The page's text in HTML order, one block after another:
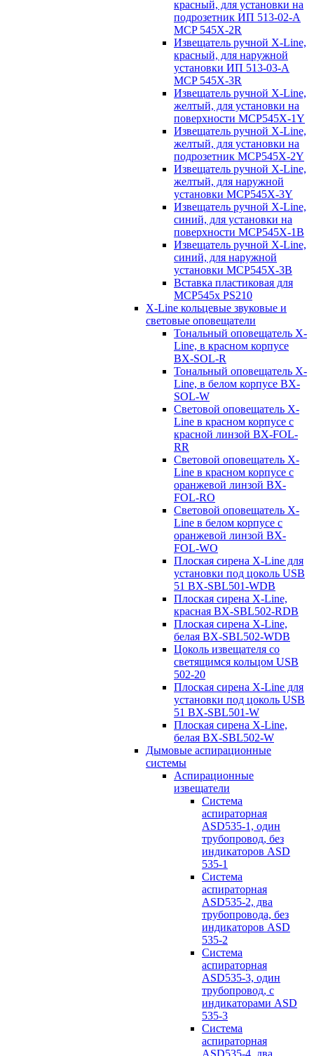
красный, для установки на
подрозетник ИП 513-02-A
MCP 545X-2R
Извещатель ручной X-Line,
красный, для наружной
установки ИП 513-03-A
MCP 545X-3R
Извещатель ручной X-Line,
желтый, для установки на
поверхности MCP545X-1Y
Извещатель ручной X-Line,
желтый, для установки на
подрозетник MCP545X-2Y
Извещатель ручной X-Line,
желтый, для наружной
установки MCP545X-3Y
Извещатель ручной X-Line,
синий, для установки на
поверхности MCP545X-1B
Извещатель ручной X-Line,
синий, для наружной
установки MCP545X-3B
Вставка пластиковая для
MCP545х PS210
X-Line кольцевые звуковые и
световые оповещатели
Тональный оповещатель X-
Line, в красном корпусе
BX-SOL-R
Тональный оповещатель X-
Line, в белом корпусе BX-
SOL-W
Световой оповещатель X-
Line в красном корпусе с
красной линзой BX-FOL-
RR
Световой оповещатель X-
Line в красном корпусе с
оранжевой линзой BX-
FOL-RO
Световой оповещатель X-
Line в белом корпусе с
оранжевой линзой BX-
FOL-WO
Плоская сирена X-Line для
установки под цоколь USB
51 BX-SBL501-WDB
Плоская сирена X-Line,
красная BX-SBL502-RDB
Плоская сирена X-Line,
белая BX-SBL502-WDB
Цоколь извещателя со
светящимся кольцом USB
502-20
Плоская сирена X-Line для
установки под цоколь USB
51 BX-SBL501-W
Плоская сирена X-Line,
белая BX-SBL502-W
Дымовые аспирационные
системы
Аспирационные
извещатели
Система
аспираторная
ASD535-1, один
трубопровод, без
индикаторов ASD
535-1
Система
аспираторная
ASD535-2, два
трубопровода, без
индикаторов ASD
535-2
Система
аспираторная
ASD535-3, один
трубопровод, с
индикаторами ASD
535-3
Система
аспираторная
ASD535-4, два